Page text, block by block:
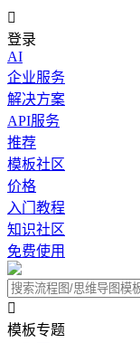

登录
AI
企业服务
解决方案
API服务
推荐
模板社区
价格
入门教程
知识社区
免费使用

模板专题